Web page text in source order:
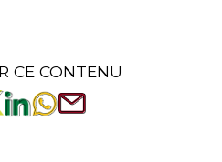
CE CONTENU